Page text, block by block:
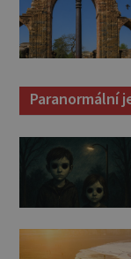
Paranormální